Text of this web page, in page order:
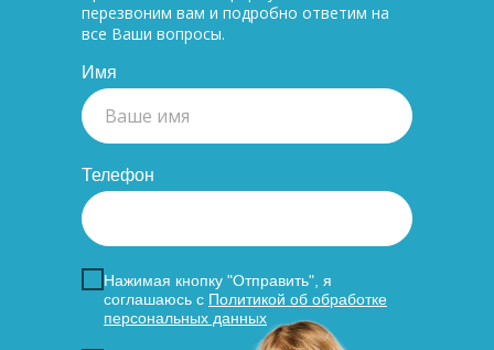
перезвоним вам и подробно ответим на
все Ваши вопросы.
Имя
Телефон
Нажимая кнопку "Отправить", я
соглашаюсь с Политикой об обработке
персональных данных